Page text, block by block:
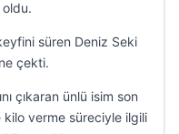
süren Deniz Seki
çekti.
çıkaran ünlü isim son
kilo verme süreciyle ilgili